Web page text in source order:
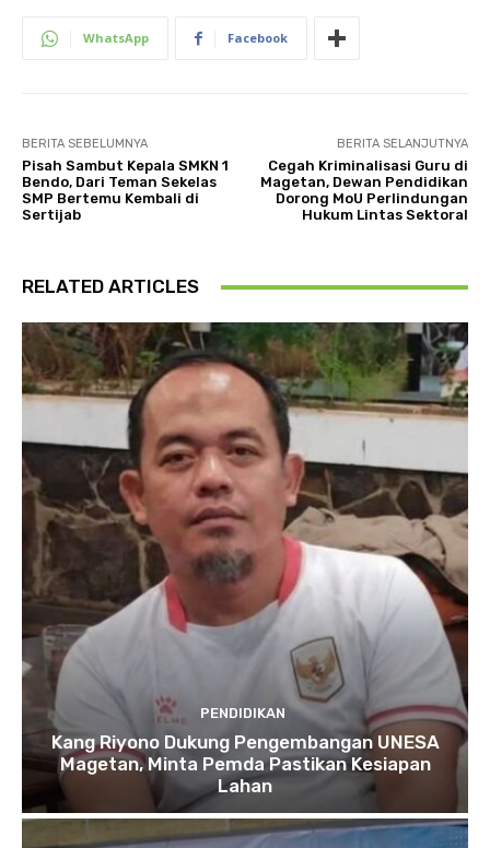
WhatsApp Facebook
BERITA SEBELUMNYA
Pisah Sambut Kepala SMKN 1
Bendo, Dari Teman Sekelas
SMP Bertemu Kembali di
Sertijab
BERITA SELANJUTNYA
Cegah Kriminalisasi Guru di
Magetan, Dewan Pendidikan
Dorong MoU Perlindungan
Hukum Lintas Sektoral
RELATED ARTICLES
PENDIDIKAN
Kang Riyono Dukung Pengembangan UNESA
Magetan, Minta Pemda Pastikan Kesiapan
Lahan